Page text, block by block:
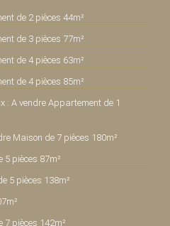
de 2 pièces 44m²
de 3 pièces 77m²
de 4 pièces 63m²
de 4 pièces 85m²
: A vendre Appartement de 1
Maison de 7 pièces 180m²
5 pièces 87m²
5 pièces 138m²
7 pièces 142m²